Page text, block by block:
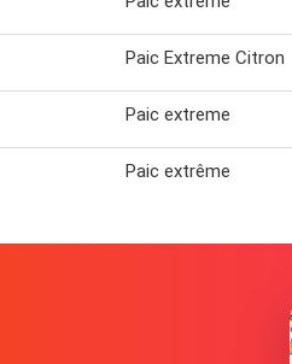
Paic Extreme Citron
Paic extreme
Paic extrême